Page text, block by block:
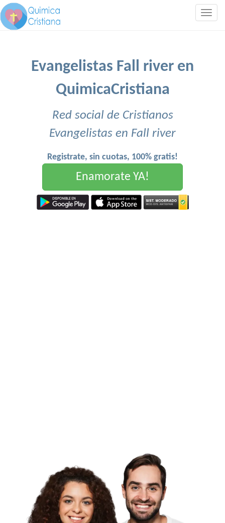
Evangelistas Fall river en
QuimicaCristiana
Red social de Cristianos
Evangelistas en Fall river
Registrate, sin cuotas, 100% gratis!
Enamorate YA!